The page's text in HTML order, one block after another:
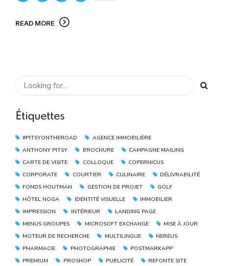
READ MORE
Étiquettes
#PITSYONTHEROAD
AGENCE IMMOBILIÈRE
ANTHONY PITSY
BROCHURE
CAMPAGNE MAILING
CARTE DE VISITE
COLLOQUE
COPERNICUS
CORPORATE
COURTIER CULINAIRE
DÉLIVRABILITÉ
FONDS HOUTMAN
GESTION DE PROJET
GOLF
HÔTEL NOGA
IDENTITÉ VISUELLE
IMMOBILIER
IMPRESSION
INTÉRIEUR
LANDING PAGE
MENUS GROUPES
MICROSOFT EXCHANGE
MISE À JOUR
MOTEUR DE RECHERCHE
MULTILINGUE
NEREUS
PHARMACIE
PHOTOGRAPHIE
POSTMARKAPP
PREMIUM
PROSHOP PUBLICITÉ
REFONTE SITE